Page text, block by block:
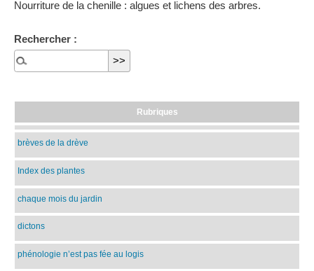
Nourriture de la chenille : algues et lichens des arbres.
Rechercher :
Rubriques
brèves de la drève
Index des plantes
chaque mois du jardin
dictons
phénologie n’est pas fée au logis